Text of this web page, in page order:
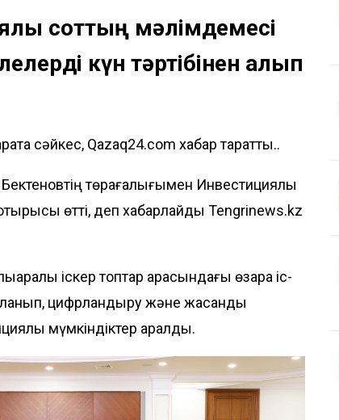
соттың мәлімдемесі
күн тәртібінен алып
сәйкес, Qazaq24.com хабар таратты..
төрағалығымен Инвестициялық
өтті, деп хабарлайды Tengrinews.kz
іскер топтар арасындағы өзара іс-
цифрландыру және жасанды
мүмкіндіктер қаралды.